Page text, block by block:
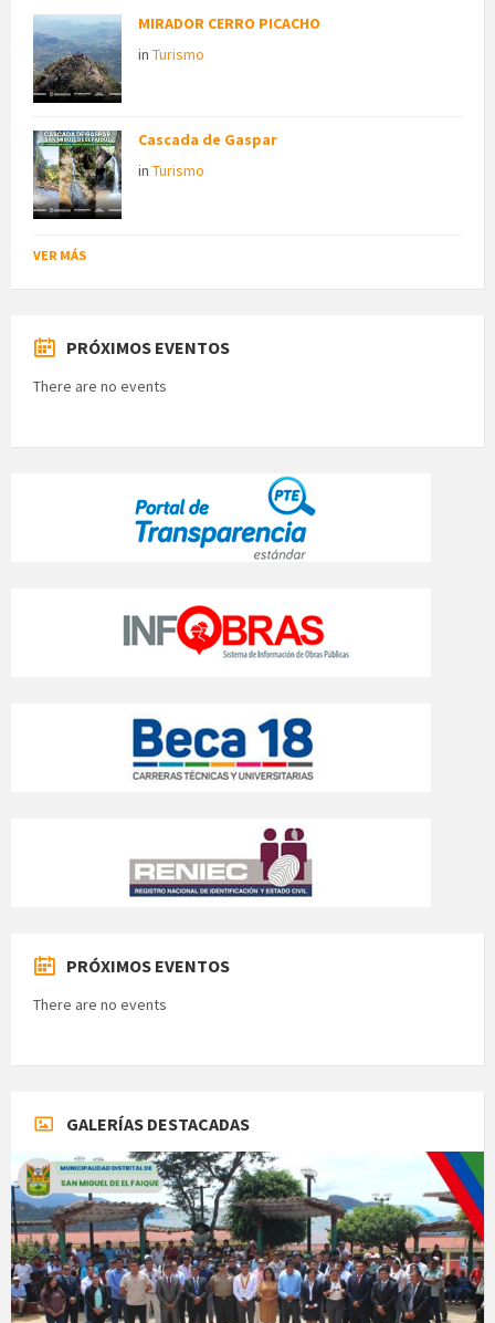
MIRADOR CERRO PICACHO
in Turismo
Cascada de Gaspar
in Turismo
VER MÁS
PRÓXIMOS EVENTOS
There are no events
PRÓXIMOS EVENTOS
There are no events
GALERÍAS DESTACADAS